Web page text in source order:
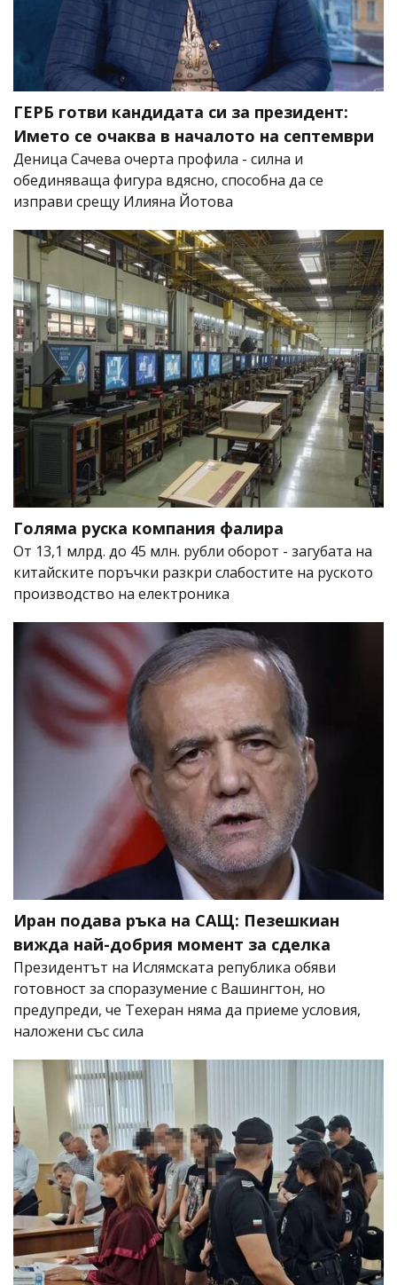
ГЕРБ готви кандидата си за президент:
Името се очаква в началото на септември
Деница Сачева очерта профила - силна и
обединяваща фигура вдясно, способна да се
изправи срещу Илияна Йотова
Голяма руска компания фалира
От 13,1 млрд. до 45 млн. рубли оборот - загубата на
китайските поръчки разкри слабостите на руското
производство на електроника
Иран подава ръка на САЩ: Пезешкиан
вижда най-добрия момент за сделка
Президентът на Ислямската република обяви
готовност за споразумение с Вашингтон, но
предупреди, че Техеран няма да приеме условия,
наложени със сила